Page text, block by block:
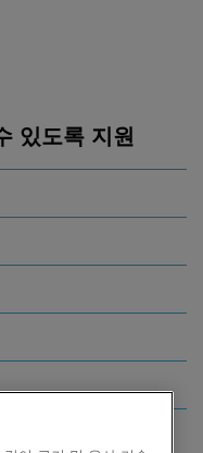
있도록 지원